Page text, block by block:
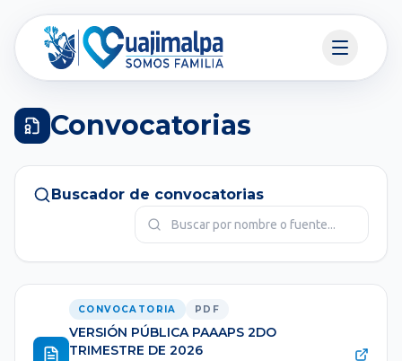
Convocatorias
Buscador de convocatorias
CONVOCATORIA PDF
VERSIÓN PÚBLICA PAAAPS 2DO
TRIMESTRE DE 2026